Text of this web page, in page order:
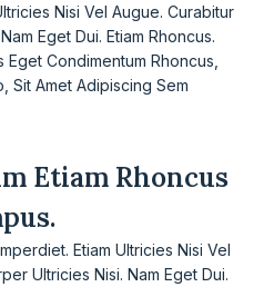
Nisi Vel Augue. Curabitur
Eget Dui. Etiam Rhoncus.
Condimentum Rhoncus,
Sit Amet Adipiscing Sem
Etiam Rhoncus
Etiam Ultricies Nisi Vel
Ultricies Nisi. Nam Eget Dui.